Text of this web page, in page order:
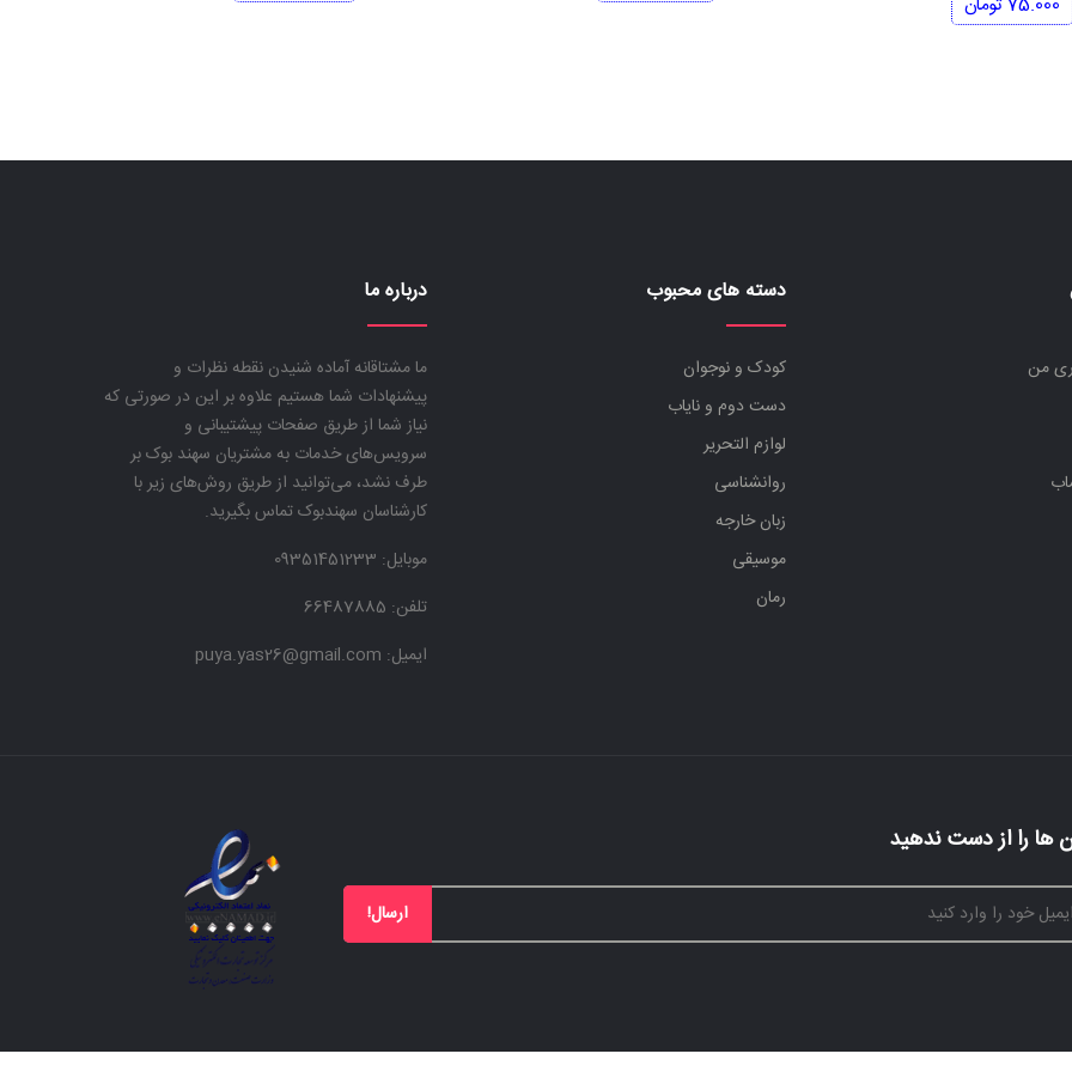
من
دسته های محبوب
کودک و نوجوان
دست دوم و نایاب
لوازم التحریر
روانشناسی
زبان خارجه
موسیقی
رمان
درباره ما
ما مشتاقانه آماده شنیدن نقطه نظرات و
پیشنهادات شما هستیم علاوه بر این در صورتی که
نیاز شما از طریق صفحات پیشتیبانی و
سرویس‌های خدمات به مشتریان سهند بوک بر
طرف نشد، می‌توانید از طریق روش‌های زیر با
کارشناسان سهندبوک تماس بگیرید.
موبایل:
تلفن: 66487885
ایمیل: puya.yas26@gmail.com
ها را از دست ندهید
ارسال!